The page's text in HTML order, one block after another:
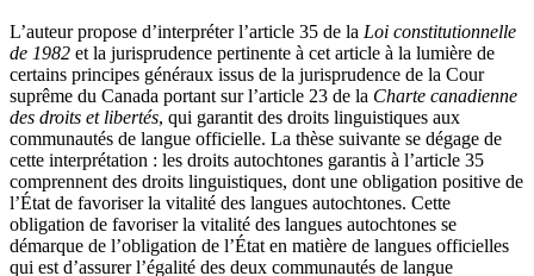
L’auteur propose d’interpréter l’article 35 de la Loi constitutionnelle
de 1982 et la jurisprudence pertinente à cet article à la lumière de
certains principes généraux issus de la jurisprudence de la Cour
suprême du Canada portant sur l’article 23 de la Charte canadienne
des droits et libertés, qui garantit des droits linguistiques aux
communautés de langue officielle. La thèse suivante se dégage de
cette interprétation : les droits autochtones garantis à l’article 35
comprennent des droits linguistiques, dont une obligation positive de
l’État de favoriser la vitalité des langues autochtones. Cette
obligation de favoriser la vitalité des langues autochtones se
démarque de l’obligation de l’État en matière de langues officielles
qui est d’assurer l’égalité des deux communautés de langue